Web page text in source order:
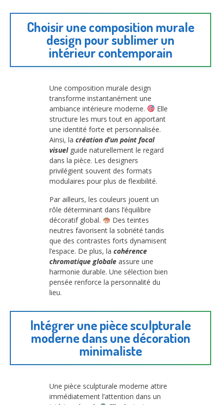
Choisir une composition murale
design pour sublimer un
intérieur contemporain
Une composition murale design
transforme instantanément une
ambiance intérieure moderne.
Elle
structure les murs tout en apportant
une identité forte et personnalisée.
Ainsi, la création d’un point focal
visuelguide naturellement le regard
dans la pièce. Les designers
privilégient souvent des formats
modulaires pour plus de flexibilité.
Par ailleurs, les couleurs jouent un
rôle déterminant dans l’équilibre
décoratif global.
Des teintes
neutres favorisent la sobriété tandis
que des contrastes forts dynamisent
l’espace. De plus, la cohérence
chromatique globale assure une
harmonie durable. Une sélection bien
pensée renforce la personnalité du
lieu.
Intégrer une pièce sculpturale
moderne dans une décoration
minimaliste
Une pièce sculpturale moderne attire
immédiatement l’attention dans un